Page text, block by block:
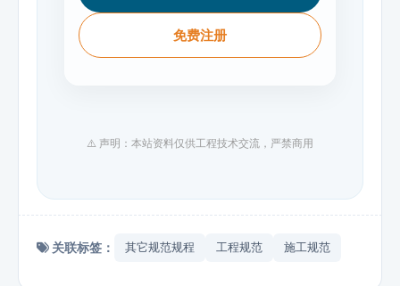
免费注册
⚠️ 声明：本站资料仅供工程技术交流，严禁商用
关联标签： 其它规范规程 工程规范 施工规范